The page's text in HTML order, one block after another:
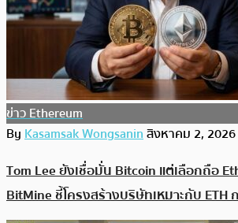
ข่าว Ethereum
ByKasamsak Wongsaninสิงหาคม 2, 2026
Tom Lee ยังเชื่อมั่น Bitcoin แต่เลือกถือ
BitMine ชี้โครงสร้างบริษัทเหมาะกับ ETH